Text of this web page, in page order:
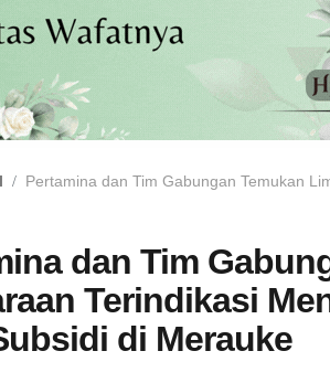
Pertamina dan Tim Gabungan Temukan
dan Tim
Terindikasi
di Merauke